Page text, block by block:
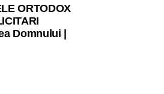
ORTODOX
Domnului |